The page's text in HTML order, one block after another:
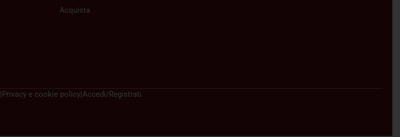
Acquista
|Privacy e cookie policy|Accedi/Registrati